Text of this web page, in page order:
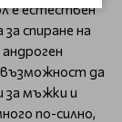
е естествен
спиране на
да
за мъжки и
по-силно,